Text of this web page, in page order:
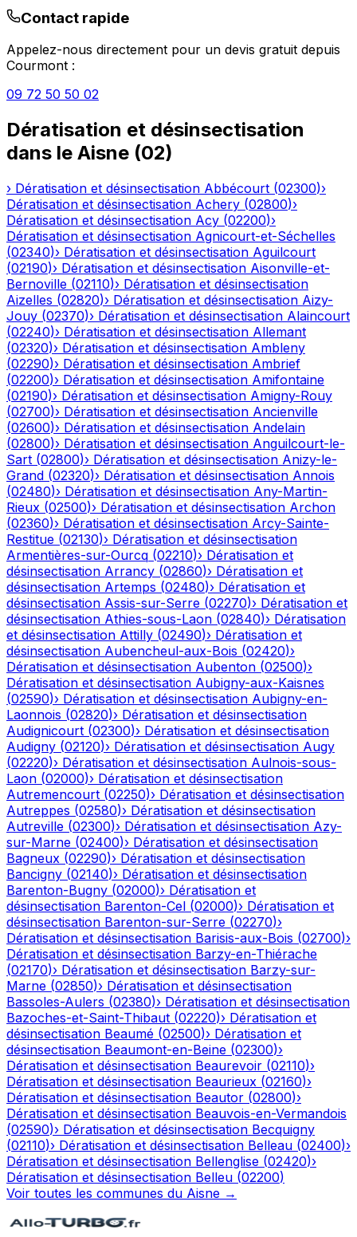
Contact rapide
Appelez-nous directement pour un devis gratuit depuis
Courmont :
09 72 50 50 02
Dératisation et désinsectisation
dans le Aisne (02)
› Dératisation et désinsectisation Abbécourt (02300)›
Dératisation et désinsectisation Achery (02800)›
Dératisation et désinsectisation Acy (02200)›
Dératisation et désinsectisation Agnicourt-et-Séchelles
(02340)› Dératisation et désinsectisation Aguilcourt
(02190)› Dératisation et désinsectisation Aisonville-et-
Bernoville (02110)› Dératisation et désinsectisation
Aizelles (02820)› Dératisation et désinsectisation Aizy-
Jouy (02370)› Dératisation et désinsectisation Alaincourt
(02240)› Dératisation et désinsectisation Allemant
(02320)› Dératisation et désinsectisation Ambleny
(02290)› Dératisation et désinsectisation Ambrief
(02200)› Dératisation et désinsectisation Amifontaine
(02190)› Dératisation et désinsectisation Amigny-Rouy
(02700)› Dératisation et désinsectisation Ancienville
(02600)› Dératisation et désinsectisation Andelain
(02800)› Dératisation et désinsectisation Anguilcourt-le-
Sart (02800)› Dératisation et désinsectisation Anizy-le-
Grand (02320)› Dératisation et désinsectisation Annois
(02480)› Dératisation et désinsectisation Any-Martin-
Rieux (02500)› Dératisation et désinsectisation Archon
(02360)› Dératisation et désinsectisation Arcy-Sainte-
Restitue (02130)› Dératisation et désinsectisation
Armentières-sur-Ourcq (02210)› Dératisation et
désinsectisation Arrancy (02860)› Dératisation et
désinsectisation Artemps (02480)› Dératisation et
désinsectisation Assis-sur-Serre (02270)› Dératisation et
désinsectisation Athies-sous-Laon (02840)› Dératisation
et désinsectisation Attilly (02490)› Dératisation et
désinsectisation Aubencheul-aux-Bois (02420)›
Dératisation et désinsectisation Aubenton (02500)›
Dératisation et désinsectisation Aubigny-aux-Kaisnes
(02590)› Dératisation et désinsectisation Aubigny-en-
Laonnois (02820)› Dératisation et désinsectisation
Audignicourt (02300)› Dératisation et désinsectisation
Audigny (02120)› Dératisation et désinsectisation Augy
(02220)› Dératisation et désinsectisation Aulnois-sous-
Laon (02000)› Dératisation et désinsectisation
Autremencourt (02250)› Dératisation et désinsectisation
Autreppes (02580)› Dératisation et désinsectisation
Autreville (02300)› Dératisation et désinsectisation Azy-
sur-Marne (02400)› Dératisation et désinsectisation
Bagneux (02290)› Dératisation et désinsectisation
Bancigny (02140)› Dératisation et désinsectisation
Barenton-Bugny (02000)› Dératisation et
désinsectisation Barenton-Cel (02000)› Dératisation et
désinsectisation Barenton-sur-Serre (02270)›
Dératisation et désinsectisation Barisis-aux-Bois (02700)›
Dératisation et désinsectisation Barzy-en-Thiérache
(02170)› Dératisation et désinsectisation Barzy-sur-
Marne (02850)› Dératisation et désinsectisation
Bassoles-Aulers (02380)› Dératisation et désinsectisation
Bazoches-et-Saint-Thibaut (02220)› Dératisation et
désinsectisation Beaumé (02500)› Dératisation et
désinsectisation Beaumont-en-Beine (02300)›
Dératisation et désinsectisation Beaurevoir (02110)›
Dératisation et désinsectisation Beaurieux (02160)›
Dératisation et désinsectisation Beautor (02800)›
Dératisation et désinsectisation Beauvois-en-Vermandois
(02590)› Dératisation et désinsectisation Becquigny
(02110)› Dératisation et désinsectisation Belleau (02400)›
Dératisation et désinsectisation Bellenglise (02420)›
Dératisation et désinsectisation Belleu (02200)
Voir toutes les communes du Aisne →